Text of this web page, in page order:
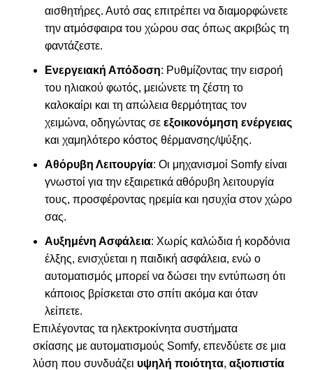
αισθητήρες. Αυτό σας επιτρέπει να διαμορφώνετε
την ατμόσφαιρα του χώρου σας όπως ακριβώς τη
φαντάζεστε.
Ενεργειακή Απόδοση: Ρυθμίζοντας την εισροή
του ηλιακού φωτός, μειώνετε τη ζέστη το
καλοκαίρι και τη απώλεια θερμότητας τον
χειμώνα, οδηγώντας σε εξοικονόμηση ενέργειας
και χαμηλότερο κόστος θέρμανσης/ψύξης.
Αθόρυβη Λειτουργία: Οι μηχανισμοί Somfy είναι
γνωστοί για την εξαιρετικά αθόρυβη λειτουργία
τους, προσφέροντας ηρεμία και ησυχία στον χώρο
σας.
Αυξημένη Ασφάλεια: Χωρίς καλώδια ή κορδόνια
έλξης, ενισχύεται η παιδική ασφάλεια, ενώ ο
αυτοματισμός μπορεί να δώσει την εντύπωση ότι
κάποιος βρίσκεται στο σπίτι ακόμα και όταν
λείπετε.
Επιλέγοντας τα ηλεκτροκίνητα συστήματα
σκίασης με αυτοματισμούς Somfy, επενδύετε σε μια
λύση που συνδυάζει υψηλή ποιότητα, αξιοπιστία